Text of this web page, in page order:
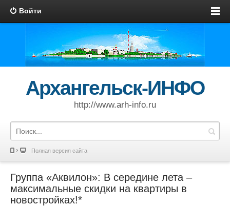
Войти
Архангельск-ИНФО
http://www.arh-info.ru
Полная версия сайта
Группа «Аквилон»: В середине лета –
максимальные скидки на квартиры в
новостройках!*